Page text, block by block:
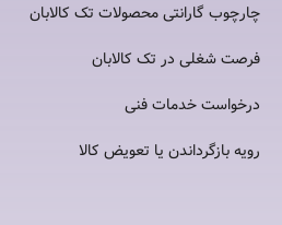
چارچوب گارانتی محصولات تک کالابان
فرصت شغلی در تک کالابان
درخواست خدمات فنی
رویه بازگرداندن یا تعویض کالا